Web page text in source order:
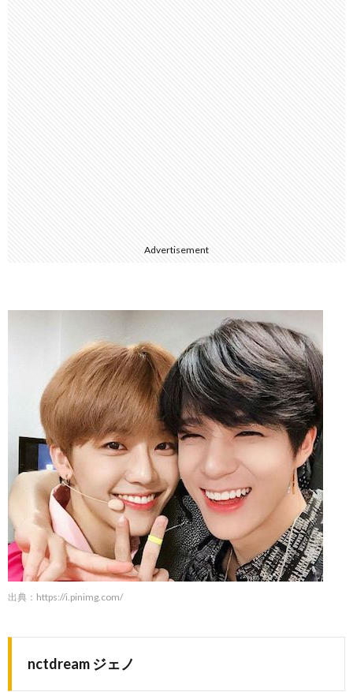
Advertisement
出典： https://i.pinimg.com/
nctdream ジェノ